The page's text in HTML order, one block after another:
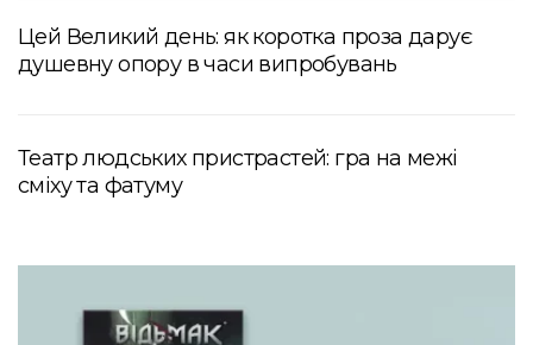
Цей Великий день: як коротка проза дарує
душевну опору в часи випробувань
Театр людських пристрастей: гра на межі
сміху та фатуму